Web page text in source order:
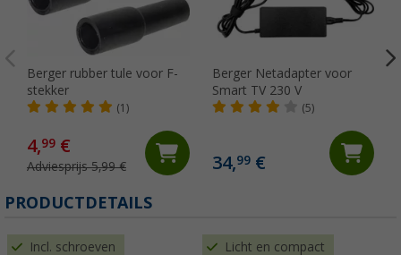
Berger rubber tule voor F-
stekker
(1)
4,99 €
Adviesprijs 5,99 €
Berger Netadapter voor
Smart TV 230 V
(5)
34,99€
PRODUCTDETAILS
Incl. schroeven Licht en compact